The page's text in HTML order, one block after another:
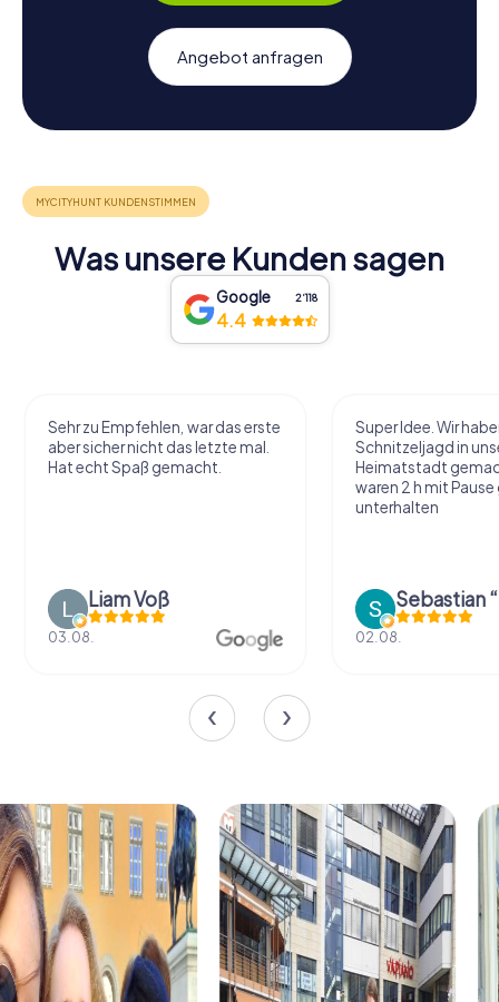
Angebot anfragen
Was unsere Kunden sagen
Google 2‘118
4.4
Sehr zu Empfehlen, war das erste
aber sicher nicht das letzte mal.
Hat echt Spaß gemacht.
Liam Voß
03.08.
Super Idee. Wir
Schnitzeljagd in
Heimatstadt
waren 2 h mit
unterhalten
02.08.